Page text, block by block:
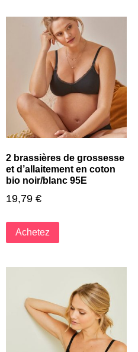
2 brassières de grossesse
et d’allaitement en coton
bio noir/blanc 95E
19,79 €
Achetez